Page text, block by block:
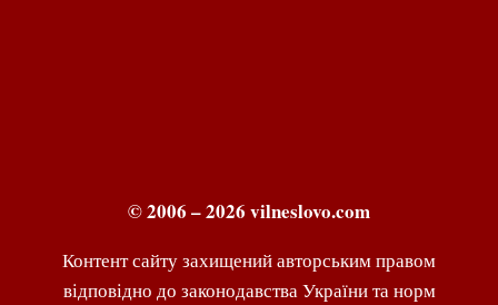
© 2006 – 2026 vilneslovo.com
Контент сайту захищений авторським правом
відповідно до законодавства України та норм